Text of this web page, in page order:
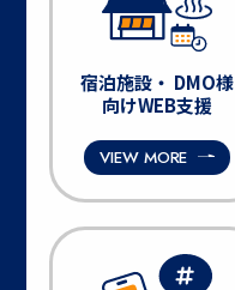
宿泊施設・ DMO様
向けWEB支援
VIEW MORE